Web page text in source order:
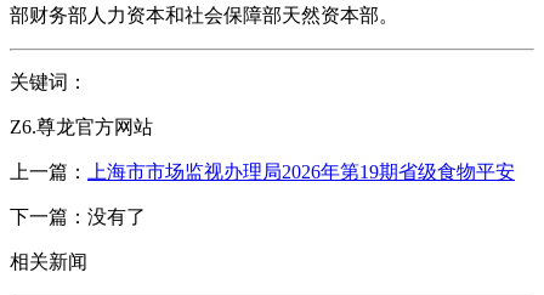
部财务部人力资本和社会保障部天然资本部。
关键词：
Z6.尊龙官方网站
上一篇： 上海市市场监视办理局2026年第19期省级食物平安
下一篇：没有了
相关新闻